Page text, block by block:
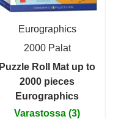
Eurographics
2000 Palat
Puzzle Roll Mat up to
2000 pieces
Eurographics
Varastossa (3)